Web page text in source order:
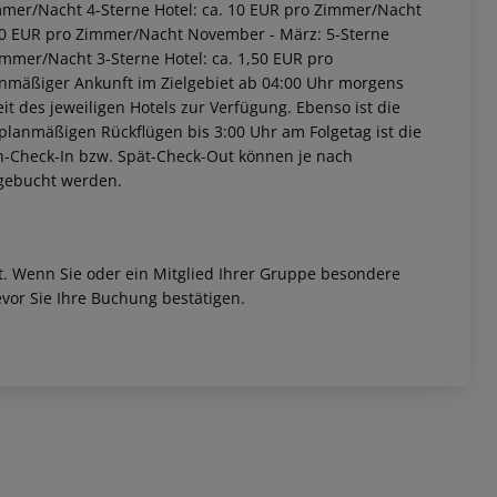
Nacht 4-Sterne Hotel: ca. 10 EUR pro Zimmer/Nacht
EUR pro Zimmer/Nacht November - März: 5-Sterne
Nacht 3-Sterne Hotel: ca. 1,50 EUR pro
Ankunft im Zielgebiet ab 04:00 Uhr morgens
des jeweiligen Hotels zur Verfügung. Ebenso ist die
Rückflügen bis 3:00 Uhr am Folgetag ist die
In bzw. Spät-Check-Out können je nach
werden.
Sie oder ein Mitglied Ihrer Gruppe besondere
Sie Ihre Buchung bestätigen.